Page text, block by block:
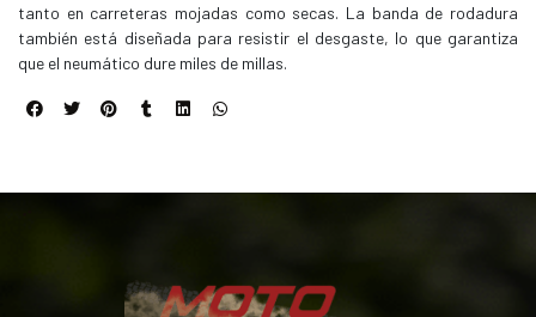
tanto en carreteras mojadas como secas. La banda de rodadura
también está diseñada para resistir el desgaste, lo que garantiza
que el neumático dure miles de millas.